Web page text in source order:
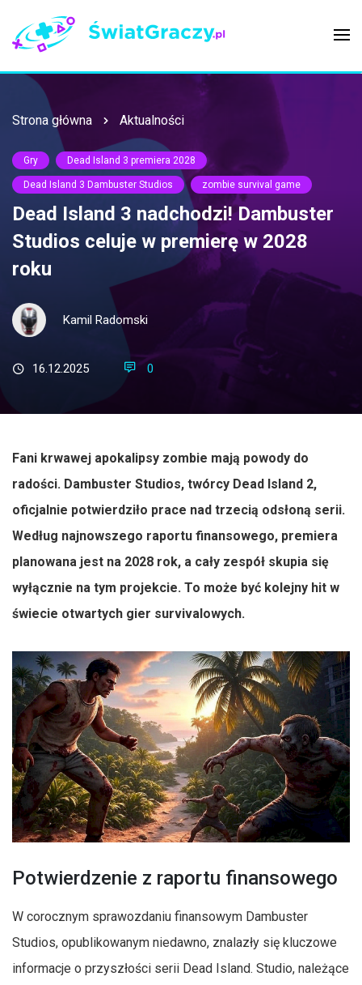
Strona główna Aktualności
Gry Dead Island 3 premiera 2028
Dead Island 3 Dambuster Studios zombie survival game
Dead Island 3 nadchodzi! Dambuster
Studios celuje w premierę w 2028
roku
Kamil Radomski
16.12.2025 0
Fani krwawej apokalipsy zombie mają powody do
radości. Dambuster Studios, twórcy Dead Island 2,
oficjalnie potwierdziło prace nad trzecią odsłoną serii.
Według najnowszego raportu finansowego, premiera
planowana jest na 2028 rok, a cały zespół skupia się
wyłącznie na tym projekcie. To może być kolejny hit w
świecie otwartych gier survivalowych.
Potwierdzenie z raportu finansowego
W corocznym sprawozdaniu finansowym Dambuster
Studios, opublikowanym niedawno, znalazły się kluczowe
informacje o przyszłości serii Dead Island. Studio, należące